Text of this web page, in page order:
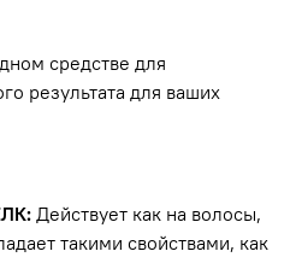
средстве для
результата для ваших
Действует как на волосы,
такими свойствами, как